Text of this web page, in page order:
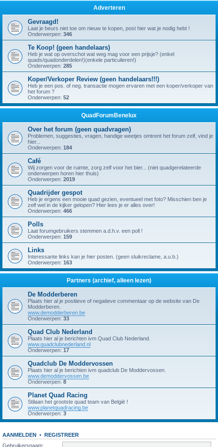
Adverteren
Gevraagd!
Laat je beurs niet toe om nieuw te kopen, post hier wat je nodig hebt !
Onderwerpen: 346
Te Koop! (geen handelaars)
Heb je wat op overschot wat weg mag voor een prijsje? (enkel
quads/quadonderdelen!)(enkele particulieren!)
Onderwerpen: 285
Koper/Verkoper Review (geen handelaars!!!)
Heb je een pos. of neg. transactie mogen ervaren met een koper/verkoper van
het forum ?
Onderwerpen: 52
QuadForumBenelux
Over het forum (geen quadvragen)
Problemen, suggesties, vragen, handige weetjes omtrent het forum zelf, vind je
hier...
Onderwerpen: 184
Café
Wij zorgen voor de ruimte, zorg zelf voor het bier... (niet quadgerelateerde
onderwerpen horen hier thuis)
Onderwerpen: 2019
Quadrijder gespot
Heb je ergens een mooie quad gezien, eventueel met foto? Misschien ben je
zelf wel in de kijker gelopen? Hier lees je er alles over!
Onderwerpen: 466
Polls
Laat forumgebruikers stemmen a.d.h.v. een poll !
Onderwerpen: 159
Links
Interessante links kan je hier posten. (geen sluikreclame, a.u.b.)
Onderwerpen: 163
Partners (archief, alleen lezen)
De Modderberen
Plaats hier al je positieve of negatieve commentaar op de website van De
Modderberen.
www.demodderberen.be
Onderwerpen: 33
Quad Club Nederland
Plaats hier al je berichten ivm Quad Club Nederland.
www.quadclubnederland.nl
Onderwerpen: 17
Quadclub De Moddervossen
Plaats hier al je berichten ivm quadclub De Moddervossen.
www.demoddervossen.be
Onderwerpen: 8
Planet Quad Racing
Stilaan het grootste quad team van België !
www.planetquadracing.be
Onderwerpen: 3
AANMELDEN • REGISTREER
Gebruikersnaam: